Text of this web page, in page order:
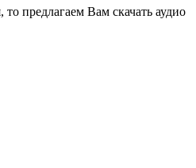
предлагаем Вам скачать аудио